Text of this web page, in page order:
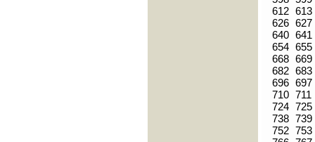
612 613
626 627
640 641
654 655
668 669
682 683
696 697
710 711
724 725
738 739
752 753